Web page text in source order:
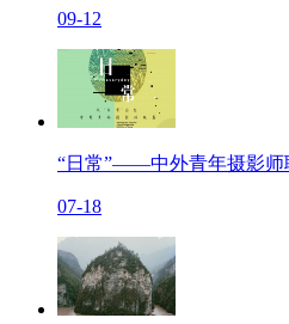
09-12
“日常”——中外青年摄影师
07-18